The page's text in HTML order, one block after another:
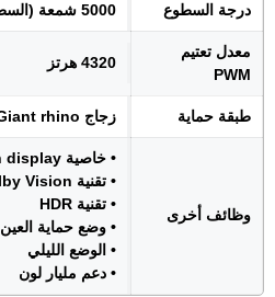
درجة السطوع 5000 شمعة (السطوع الأقصى)
معدل تعتيم
PWM
4320 هرتز
طبقة حماية زجاج Giant rhino
وظائف أخرى
• خاصية Always-on display
• تقنية Dolby Vision
• تقنية HDR
• وضع حماية العين
• الوضع الليلي
• دعم مليار لون